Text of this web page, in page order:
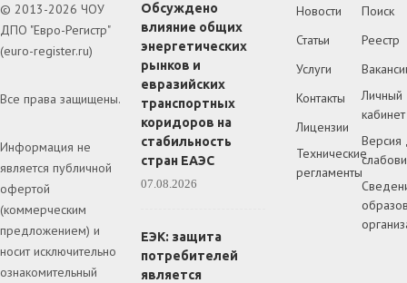
© 2013-2026 ЧОУ
ДПО "Евро-Регистр"
(euro-register.ru)
Все права защищены.
Информация не
является публичной
офертой
(коммерческим
предложением) и
носит исключительно
ознакомительный
Обсуждено
влияние общих
энергетических
рынков и
евразийских
транспортных
коридоров на
стабильность
стран ЕАЭС
07.08.2026
ЕЭК: защита
потребителей
является
Новости
Статьи
Услуги
Контакты
Лицензии
Технические
регламенты
Поиск
Реестр
Личный
кабинет
Версия